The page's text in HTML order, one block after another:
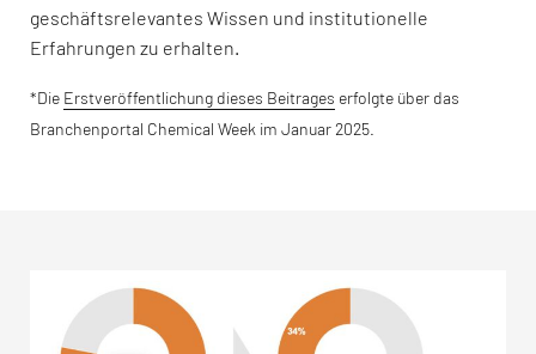
geschäftsrelevantes Wissen und institutionelle
Erfahrungen zu erhalten.
*Die Erstveröffentlichung dieses Beitrages erfolgte über das
Branchenportal Chemical Week im Januar 2025.